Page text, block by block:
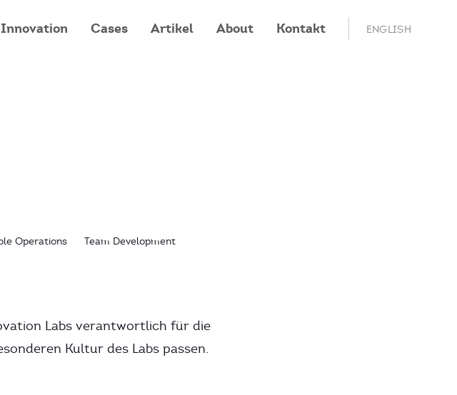
Innovation Cases Artikel About Kontakt ENGLISH
Operations Team Development
Labs verantwortlich für die
Kultur des Labs passen.